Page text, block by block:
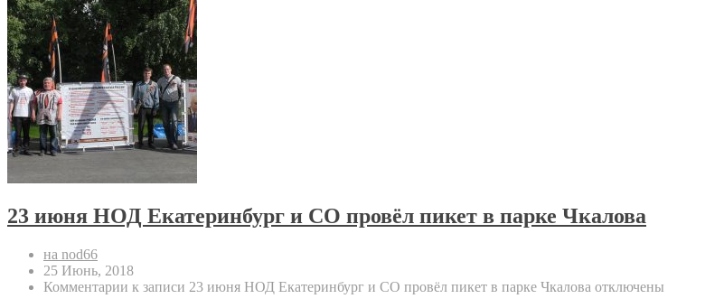
23 июня НОД Екатеринбург и СО провёл пикет в парке Чкалова
на nod66
25 Июнь, 2018
Комментарии к записи 23 июня НОД Екатеринбург и СО провёл пикет в парке Чкалова отключены